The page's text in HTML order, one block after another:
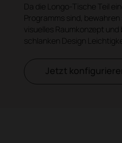
Da die Longo-Tische Teil
Programms sind,
visuelles Raumkonzept
schlanken Design
Jetzt